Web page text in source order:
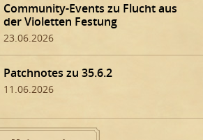
Community-Events zu Flucht aus
der Violetten Festung
23.06.2026
Patchnotes zu 35.6.2
11.06.2026